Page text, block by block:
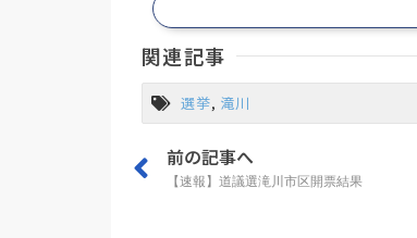
関連記事
選挙, 滝川
前の記事へ
【速報】道議選滝川市区開票結果